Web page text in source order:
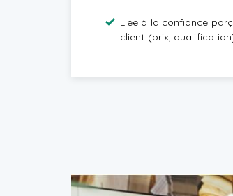
Liée à la confiance
client (prix,